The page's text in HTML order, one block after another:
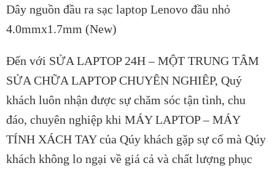
Dây nguồn đầu ra sạc laptop Lenovo đầu nhỏ
4.0mmx1.7mm (New)
Đến với SỬA LAPTOP 24H – MỘT TRUNG TÂM
SỬA CHỮA LAPTOP CHUYÊN NGHIÊP, Quý
khách luôn nhận được sự chăm sóc tận tình, chu
đáo, chuyên nghiệp khi MÁY LAPTOP – MÁY
TÍNH XÁCH TAY của Qúy khách gặp sự cố mà Qúy
khách không lo ngại về giá cả và chất lượng phục